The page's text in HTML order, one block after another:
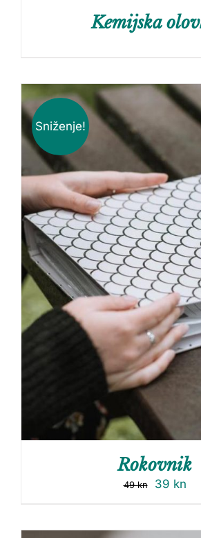
Kemijska
Sniženje!
Rokovnik
49kn 39 kn